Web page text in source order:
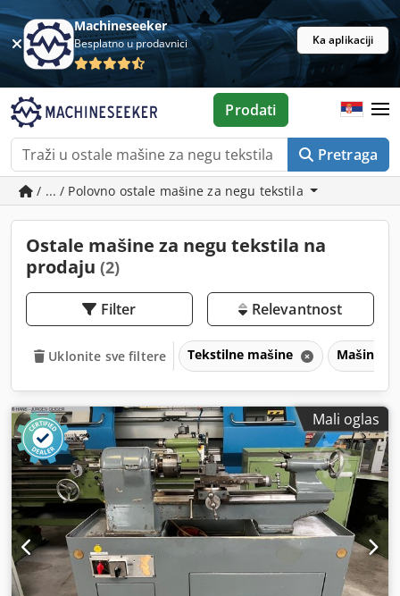
Machineseeker
Besplatno u prodavnici Ka aplikaciji
Pretraga
Prodati
/ ... / Polovno ostale mašine za negu tekstila
Ostale mašine za negu tekstila na
prodaju (2)
Filter Relevantnost
Uklonite sve filtere Tekstilne mašine Mašine
Mali oglas